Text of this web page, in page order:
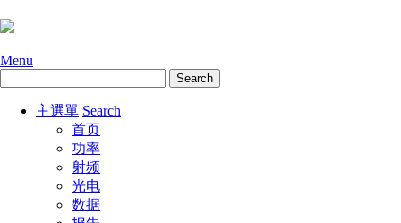
Menu
主選單 Search
首页
功率
射频
光电
数据